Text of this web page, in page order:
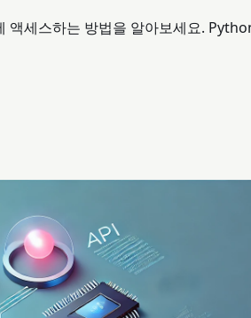
액세스하는 방법을 알아보세요.